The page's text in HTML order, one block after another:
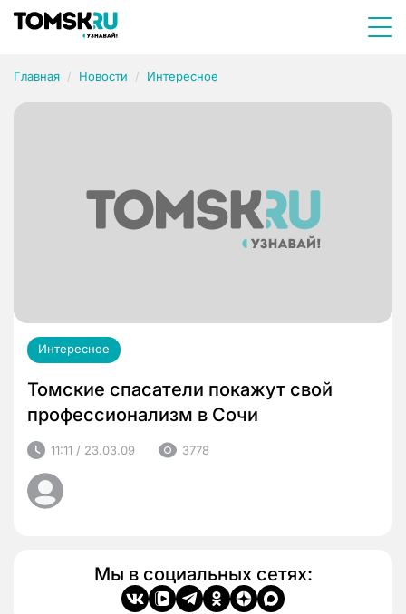
Главная Новости Интересное
Интересное
Томские спасатели покажут свой
профессионализм в Сочи
11:11 / 23.03.09 3778
Мы в социальных сетях: